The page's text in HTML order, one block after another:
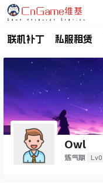
联机补丁 私服租赁
Owl
炼气期 Lv0